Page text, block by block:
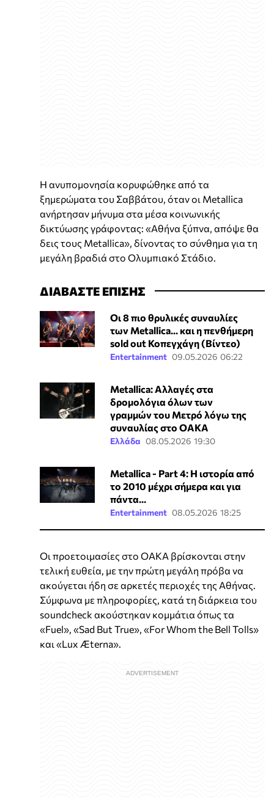
Η ανυπομονησία κορυφώθηκε από τα
ξημερώματα του Σαββάτου, όταν οι Metallica
ανήρτησαν μήνυμα στα μέσα κοινωνικής
δικτύωσης γράφοντας: «Αθήνα ξύπνα, απόψε θα
δεις τους Metallica», δίνοντας το σύνθημα για τη
μεγάλη βραδιά στο Ολυμπιακό Στάδιο.
ΔΙΑΒΑΣΤΕ ΕΠΙΣΗΣ
Οι 8 πιο θρυλικές συναυλίες
των Metallica... και η πενθήμερη
sold out Κοπεγχάγη (Βίντεο)
Entertainment 09.05.2026 06:22
Metallica: Αλλαγές στα
δρομολόγια όλων των
γραμμών του Μετρό λόγω της
συναυλίας στο ΟΑΚΑ
Ελλάδα 08.05.2026 19:30
Metallica - Part 4: Η ιστορία από
το 2010 μέχρι σήμερα και για
πάντα...
Entertainment 08.05.2026 18:25
Οι προετοιμασίες στο ΟΑΚΑ βρίσκονται στην
τελική ευθεία, με την πρώτη μεγάλη πρόβα να
ακούγεται ήδη σε αρκετές περιοχές της Αθήνας.
Σύμφωνα με πληροφορίες, κατά τη διάρκεια του
soundcheck ακούστηκαν κομμάτια όπως τα
«Fuel», «Sad But True», «For Whom the Bell Tolls»
και «Lux Æterna».